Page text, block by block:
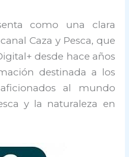
como una clara
Caza y Pesca, que
desde hace años
destinada a los
al mundo
y la naturaleza en